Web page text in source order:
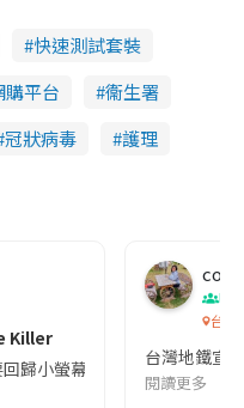
快速測試套裝
購平台
衞生署
冠狀病毒 護理
Killer
歸小螢幕啦!這次的劇本改編
co
吹
台灣
台灣地鐵宣
閱讀更多